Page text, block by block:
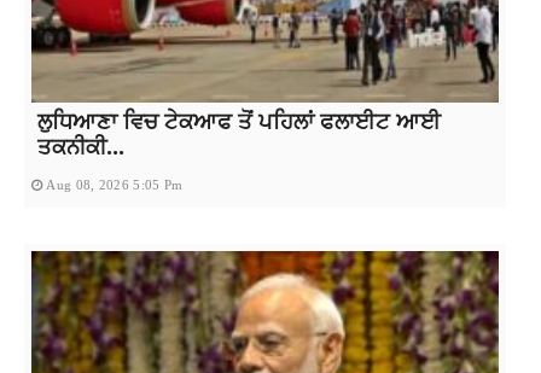
ਲੁਧਿਆਣਾ ਵਿਚ ਟੇਕਆਫ ਤੋਂ ਪਹਿਲਾਂ ਫਲਾਈਟ ਆਈ
ਤਕਨੀਕੀ...
Aug 08, 2026 5:05 Pm